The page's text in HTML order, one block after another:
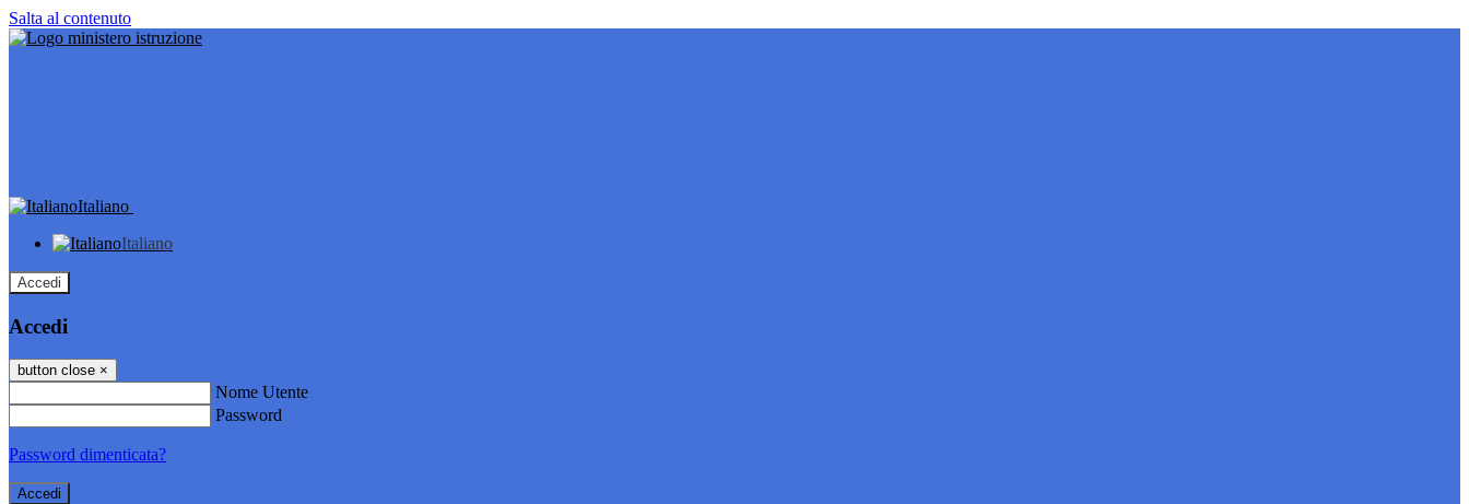
Salta al contenuto
Italiano
Italiano
Accedi
Accedi
button close ×
Nome Utente
Password
Password dimenticata?